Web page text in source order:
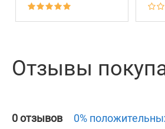
Отзывы
0 отзывов 0%